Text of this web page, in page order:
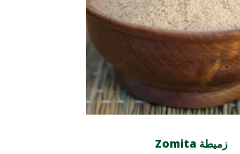
Zomita زميطة